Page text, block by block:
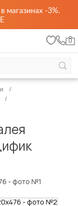
магазинах -3%.
0